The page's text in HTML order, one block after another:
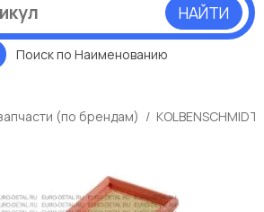
НАЙТИ
Поиск по Наименованию
(по брендам) KOLBENSCHMIDT